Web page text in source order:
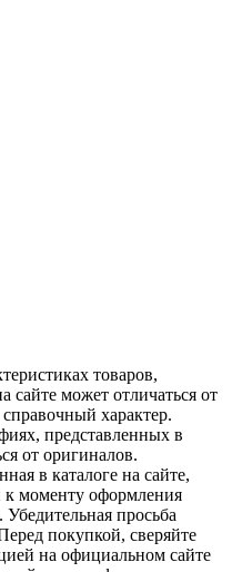
товаров,
сайте может отличаться от
характер.
представленных в
от оригиналов.
в каталоге на сайте,
к моменту оформления
Убедительная просьба
покупкой, сверяйте
на официальном сайте